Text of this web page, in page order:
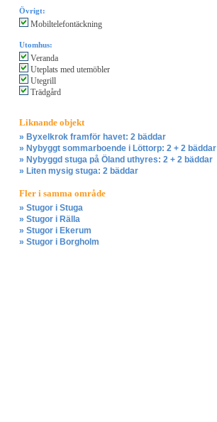
Övrigt:
Mobiltelefontäckning
Utomhus:
Veranda
Uteplats med utemöbler
Utegrill
Trädgård
Liknande objekt
» Byxelkrok framför havet: 2 bäddar
» Nybyggt sommarboende i Löttorp: 2 + 2 bäddar
» Nybyggd stuga på Öland uthyres: 2 + 2 bäddar
» Liten mysig stuga: 2 bäddar
Fler i samma område
» Stugor i Stuga
» Stugor i Rälla
» Stugor i Ekerum
» Stugor i Borgholm